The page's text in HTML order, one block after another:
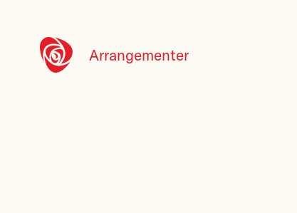
Arrangementer